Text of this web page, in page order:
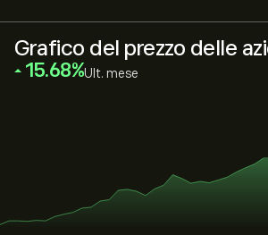
Grafico del prezzo delle
‎15.68‎ Ult. mese